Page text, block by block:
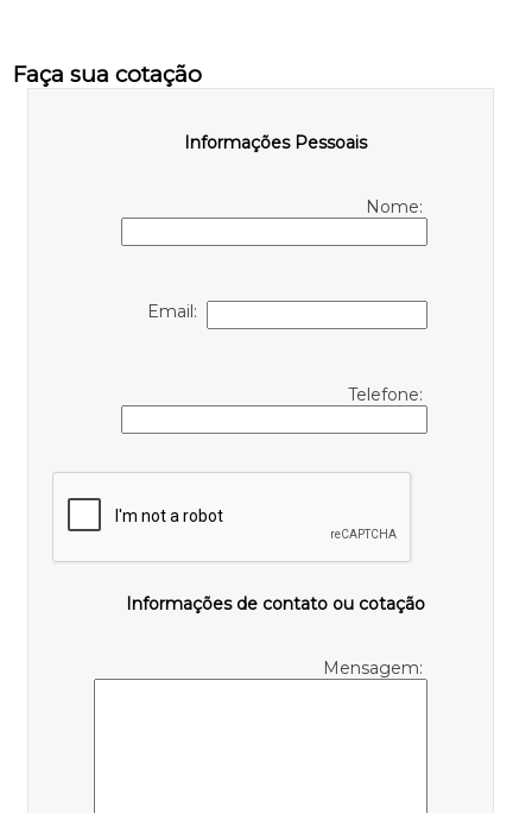
Faça sua cotação
Informações Pessoais
Nome:
Email:
Telefone:
Informações de contato ou cotação
Mensagem: